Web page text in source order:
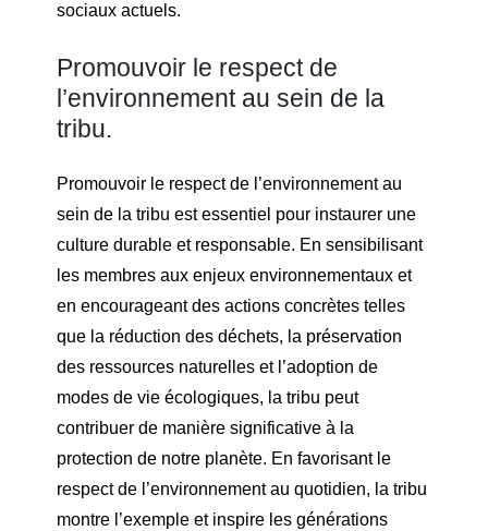
sociaux actuels.
Promouvoir le respect de
l’environnement au sein de la
tribu.
Promouvoir le respect de l’environnement au
sein de la tribu est essentiel pour instaurer une
culture durable et responsable. En sensibilisant
les membres aux enjeux environnementaux et
en encourageant des actions concrètes telles
que la réduction des déchets, la préservation
des ressources naturelles et l’adoption de
modes de vie écologiques, la tribu peut
contribuer de manière significative à la
protection de notre planète. En favorisant le
respect de l’environnement au quotidien, la tribu
montre l’exemple et inspire les générations